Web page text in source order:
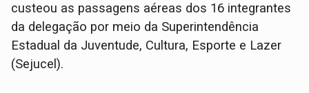
custeou as passagens aéreas dos 16 integrantes
da delegação por meio da Superintendência
Estadual da Juventude, Cultura, Esporte e Lazer
(Sejucel).